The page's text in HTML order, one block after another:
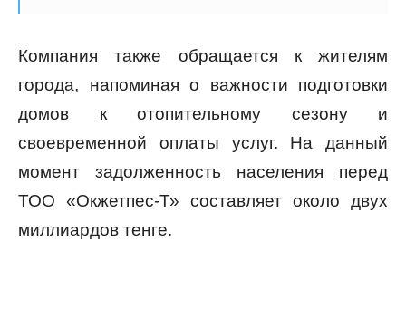
Компания также обращается к жителям
города, напоминая о важности подготовки
домов к отопительному сезону и
своевременной оплаты услуг. На данный
момент задолженность населения перед
ТОО «Окжетпес-Т» составляет около двух
миллиардов тенге.